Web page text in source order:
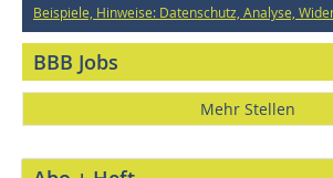
Beispiele, Hinweise: Datenschutz, Analyse,
BBB Jobs
Mehr Stellen